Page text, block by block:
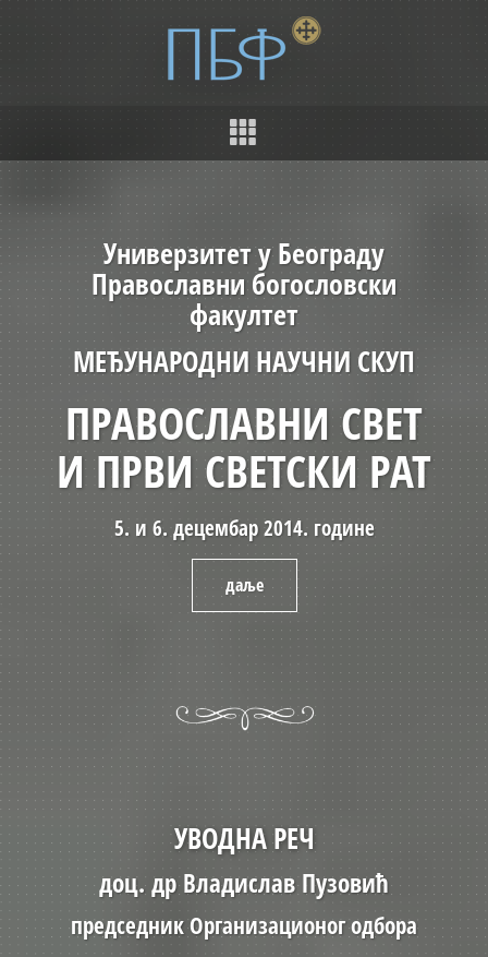
Универзитет у Београду
Православни богословски
факултет
МЕЂУНАРОДНИ НАУЧНИ СКУП
ПРАВОСЛАВНИ СВЕТ
И ПРВИ СВЕТСКИ РАТ
5. и 6. децембар 2014. године
даље
УВОДНА РЕЧ
доц. др Владислав Пузовић
председник Организационог одбора